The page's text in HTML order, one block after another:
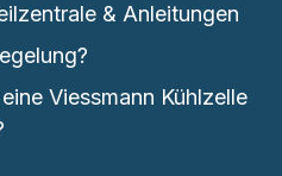
& Anleitungen
Viessmann Kühlzelle